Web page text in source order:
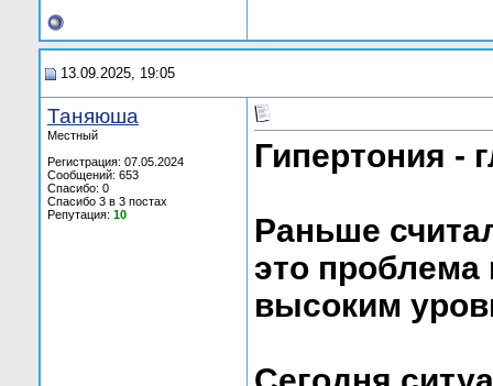
13.09.2025, 19:05
Таняюша
Местный
Регистрация: 07.05.2024
Сообщений: 653
Спасибо: 0
Спасибо 3 в 3 постах
Репутация: 10
Гипертония -
Раньше
это проблема
высоким